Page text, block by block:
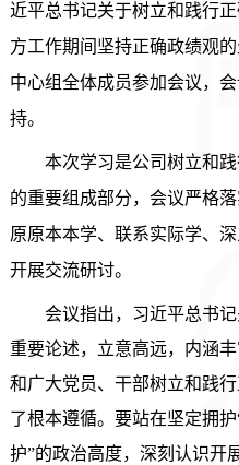
近平总书记关于树立和践行
方工作期间坚持正确政绩观
中心组全体成员参加会议，
持。
本次学习是公司树立和
的重要组成部分， 会议严格
原原本本学、联系实际学、深
开展交流研讨。
会议指出，习近平总书
重要论述，立意高远，内涵
和广大党员、干部树立和践
了根本遵循。要站在坚定拥护
护”的政治高度，深刻认识开